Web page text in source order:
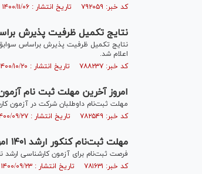
کد خبر: ۷۹۲۰۵۹ تاریخ انتشار : ۱۴۰۰/۱۱/۰۶
نتایج تکمیل ظرفیت پذیرش
اعلام شد.
کد خبر: ۷۸۸۲۳۷ تاریخ انتشار : ۱۴۰۰/۱۰/۲۰
امروز آخرین مهلت ثبت نام
مهلت ثبت‌نام داوطلبان شرکت در آزمون کارشناسی ارشد ناپیوسته
کد خبر: ۷۸۲۵۴۹ تاریخ انتشار : ۱۴۰۰/۰۹/۲۷
مهلت ثبت‌نام کنکور ارشد ۱۴۰۱ امروز به پایان می‌رسد
فرصت ثبت‌نام برای آزمون کارشناسی ارشد ناپیوسته ۱۴۰۱ که از سه‌شنبه، ۱۶ آذر آغاز شده است،
کد خبر: ۷۸۱۶۳۱ تاریخ انتشار : ۱۴۰۰/۰۹/۲۳